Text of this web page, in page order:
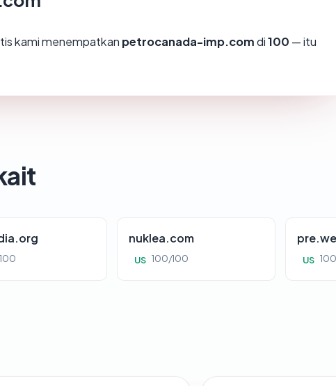
kami menempatkan petrocanada-imp.comdi100 — itu
nuklea.com
US 100/100 US